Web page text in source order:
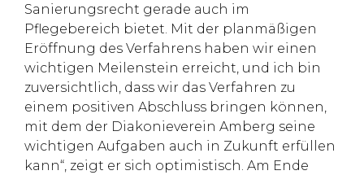
Sanierungsrecht gerade auch im
Pflegebereich bietet. Mit der planmäßigen
Eröffnung des Verfahrens haben wir einen
wichtigen Meilenstein erreicht, und ich bin
zuversichtlich, dass wir das Verfahren zu
einem positiven Abschluss bringen können,
mit dem der Diakonieverein Amberg seine
wichtigen Aufgaben auch in Zukunft erfüllen
kann“, zeigt er sich optimistisch. Am Ende